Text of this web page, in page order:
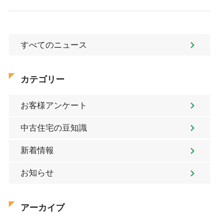
すべてのニュース
カテゴリー
お客様アンケート
中古住宅の豆知識
新着情報
お知らせ
アーカイブ